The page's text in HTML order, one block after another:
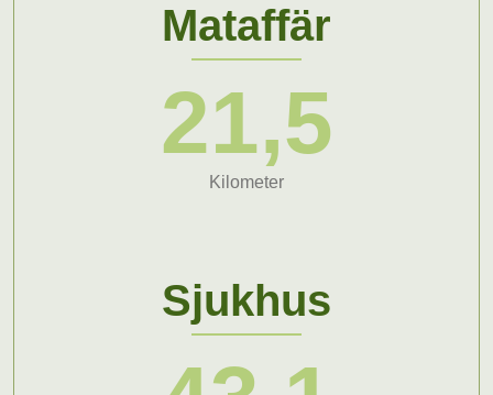
Mataffär
21,5
Kilometer
Sjukhus